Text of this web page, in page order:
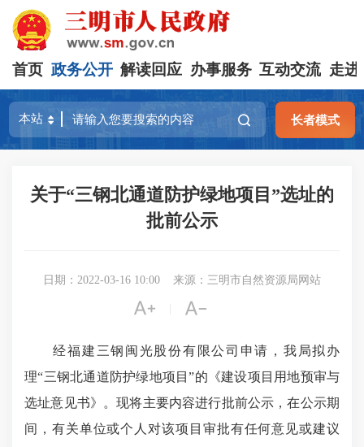
首页 政务公开 解读回应 办事服务 互动交流 走进
长者模式
关于“三钢北通道防护绿地项目”选址的
批前公示
日期：2022-03-16 10:00 来源：三明市自然资源局网站
 
经福建三钢闽光股份有限公司申请，我局拟办
理“三钢北通道防护绿地项目”的《建设项目用地预审与
选址意见书》。现将主要内容进行批前公示，在公示期
间，有关单位或个人对该项目审批有任何意见或建议